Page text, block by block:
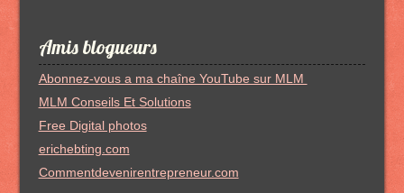
Amis blogueurs
Abonnez-vous a ma chaîne YouTube sur MLM
MLM Conseils Et Solutions
Free Digital photos
erichebting.com
Commentdevenirentrepreneur.com